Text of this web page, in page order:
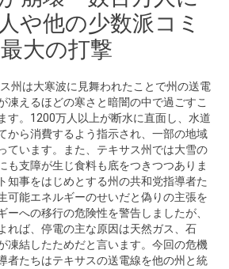
や他の少数派コミ
大の打撃
州は大寒波に見舞われたことで州の送電
凍えるほどの寒さと暗闇の中で過ごすこ
す。1200万人以上が断水に直面し、水道
から消費するよう指示され、一部の地域
ています。また、テキサス州では大雪の
も支障が生じ食料も底をつきつつありま
知事をはじめとする州の共和党指導者た
可能エネルギーのせいだと偽りの主張を
ーへの移行の危険性を警告しましたが、
れば、停電の主な原因は天然ガス、石
凍結したためだと言います。今回の危機
者たちはテキサスの送電線を他の州と統